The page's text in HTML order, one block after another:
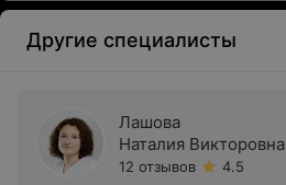
Другие специалисты
Лашова
Наталия Викторовна
12 отзывов
4.5